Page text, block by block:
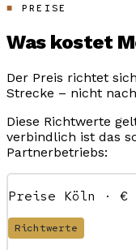
PREISE
Was kostet
Der Preis richtet
Strecke – nicht
Diese Richtwerte
verbindlich ist das
Partnerbetriebs:
Preise Köln · €
Richtwerte